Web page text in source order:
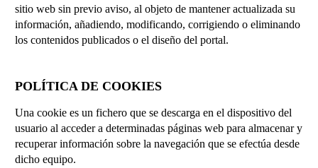
sitio web sin previo aviso, al objeto de mantener actualizada su
información, añadiendo, modificando, corrigiendo o eliminando
los contenidos publicados o el diseño del portal.
POLÍTICA DE COOKIES
Una cookie es un fichero que se descarga en el dispositivo del
usuario al acceder a determinadas páginas web para almacenar y
recuperar información sobre la navegación que se efectúa desde
dicho equipo.